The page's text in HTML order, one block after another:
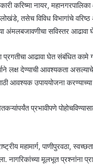
करिष्मा नायर,
तसेच विविध विभागांचे वरिष्ठ
अंमलबजावणीचा सविस्तर आढावा
आढावा घेत संबंधित कामे
लक्ष देण्याची आवश्यकता
आवश्यक उपाययोजना
प्रभावीपणे
महामार्ग, पाणीपुरवठा,
नागरिकांच्या मूलभूत प्रश्नांना